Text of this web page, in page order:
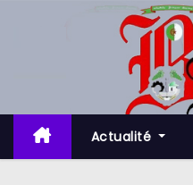
t
c
Actualité